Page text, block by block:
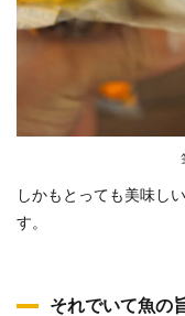
しかもとっても美味し
す。
それでいて魚の